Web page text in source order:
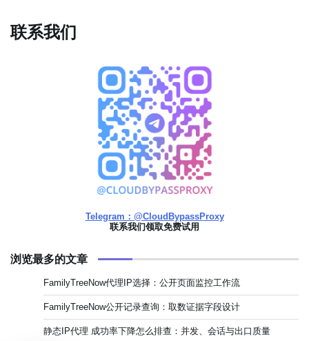
联系我们
Telegram：@CloudBypassProxy
联系我们领取免费试用
浏览最多的文章
FamilyTreeNow代理IP选择：公开页面监控工作流
FamilyTreeNow公开记录查询：取数证据字段设计
静态IP代理 成功率下降怎么排查：并发、会话与出口质量